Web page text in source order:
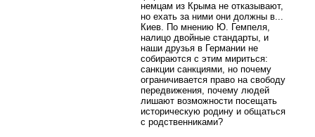
немцам из Крыма не отказывают,
но ехать за ними они должны в...
Киев. По мнению Ю. Гемпеля,
налицо двойные стандарты, и
наши друзья в Германии не
собираются с этим мириться:
санкции санкциями, но почему
ограничивается право на свободу
передвижения, почему людей
лишают возможности посещать
историческую родину и общаться
с родственниками?